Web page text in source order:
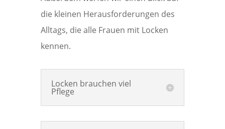
die kleinen Herausforderungen des
Alltags, die alle Frauen mit Locken
kennen.
Locken brauchen viel
Pflege